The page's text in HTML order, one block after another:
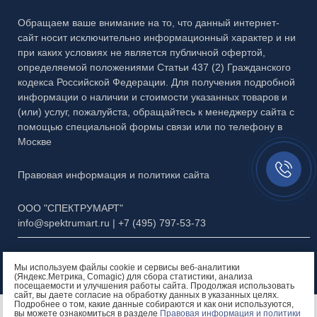
Мы используем файлы cookie и сервисы веб-аналитики
(Яндекс.Метрика, Comagic) для сбора статистики, анализа
посещаемости и улучшения работы сайта. Продолжая использовать
сайт, вы даете согласие на обработку данных в указанных целях.
Подробнее о том, какие данные собираются и как они используются,
вы можете ознакомиться в разделе Правовая информация и политики
Остались вопросы?
Каталог №7 Матовые рисунки
Каталог №8 Скинали и кухонные фартуки
Каталог №9 Алмазная гравировка
Каталог №11 Эксклюзивный багет
Обращаем ваше внимание на то, что данный интернет-
сайт носит исключительно информационный характер и ни
при каких условиях не является публичной офертой,
определяемой положениями Статьи 437 (2) Гражданского
кодекса Российской Федерации. Для получения подробной
информации о наличии и стоимости указанных товаров и
(или) услуг, пожалуйста, обращайтесь к менеджеру сайта с
помощью специальной формы связи или по телефону в
Москве
Правовая информация и политики сайта
ООО "СПЕКТРУМАРТ"
info@spektrumart.ru | +7 (495) 797-53-73
Заказать
звонок//